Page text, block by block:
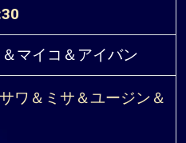
マイコ＆アイバン
ワ＆ミサ＆ユージン＆